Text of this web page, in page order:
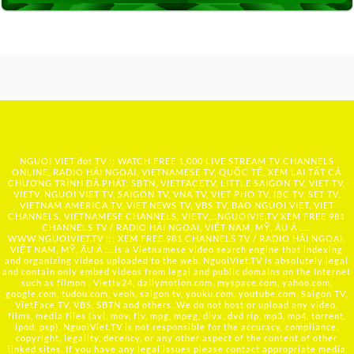
NGUOI VIET dot TV :: WATCH FREE 1,000 LIVE STREAM TV CHANNELS
ONLINE, RADIO HẢI NGOẠI, VIETNAMESE TV, QUỐC TẾ, XEM LẠI TẤT CẢ
CHƯƠNG TRÌNH ĐÃ PHÁT: SBTN, VIETFACETV, LITTLE SAIGON TV, VIET TV,
VIETV, NGUOI VIET TV, SAIGON TV, VNA TV, VIET PHO TV, IBC TV, SET TV,
VIETNAM AMERICA TV, VIET NEWS TV, VBS TV, BAO NGUOI VIET, VIET
CHANNELS, VIETNAMESE CHANNELS, VIETV,... NGUOIVIE.TV XEM FREE 981
CHANNELS TV / RADIO HẢI NGOẠI, VIỆT NAM, MỸ, ÂU Á …..
WWW.NGUOIVIET.TV ::: XEM FREE 981 CHANNELS TV / RADIO HẢI NGOẠI,
VIỆT NAM, MỸ, ÂU Á ….is a Vietnamese video search engine that indexing
and organizing videos uploaded to the web. NguoiViet.TV is absolutely legal
and contain only embed videos from legal and public domains on the Internet
such as filmon , Viettv24, dailymotion.com, myspace.com, yahoo.com,
google.com, tudou.com, veoh, saigon tv, youku.com, youtube.com, Saigon TV,
VietFace TV, VBS, SBTN and others. We do not host or upload any video,
films, media files (avi, mov, flv, mpg, mpeg, divx, dvd rip, mp3, mp4, torrent,
ipod, psp), NguoiViet.TV is not responsible for the accuracy, compliance,
copyright, legality, decency, or any other aspect of the content of other
linked sites. If you have any legal issues please contact appropriate media